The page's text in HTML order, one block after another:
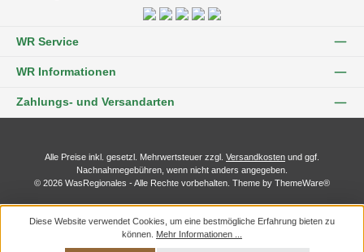
WR Service
WR Informationen
Zahlungs- und Versandarten
Alle Preise inkl. gesetzl. Mehrwertsteuer zzgl. Versandkosten und ggf.
Nachnahmegebühren, wenn nicht anders angegeben.
© 2026 WasRegionales - Alle Rechte vorbehalten. Theme by ThemeWare®
Diese Website verwendet Cookies, um eine bestmögliche Erfahrung bieten zu
können. Mehr Informationen ...